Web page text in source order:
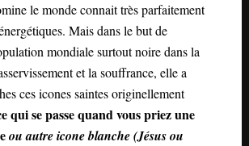
le monde connait très parfaitement
Mais dans le but de
mondiale surtout noire dans la
et la souffrance, elle a
ces icones saintes originellement
qui se passe quand vous priez une
ou autre icone blanche (Jésus ou